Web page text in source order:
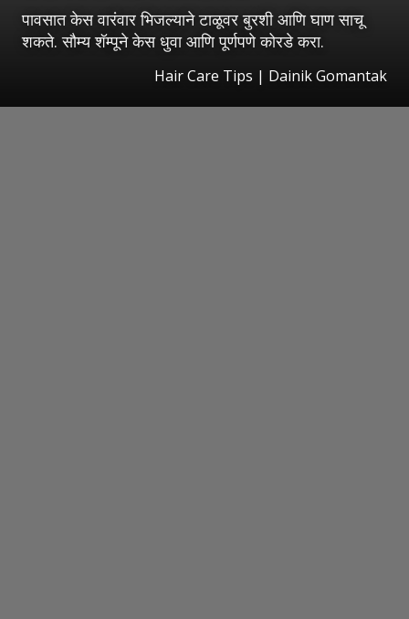
पावसात केस वारंवार भिजल्याने टाळूवर बुरशी आणि घाण साचू
शकते. सौम्य शॅम्पूने केस धुवा आणि पूर्णपणे कोरडे करा.
Hair Care Tips | Dainik Gomantak